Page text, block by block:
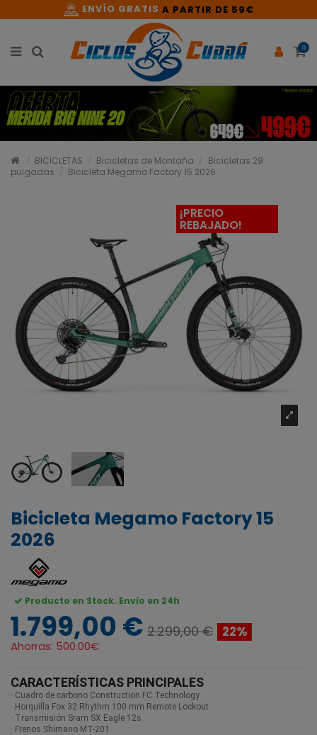
ENVÍO GRATIS A PARTIR DE 59€
0
BICICLETAS Bicicletas de Montaña
Bicicletas 29
pulgadas
Bicicleta Megamo Factory 15 2026
¡PRECIO
REBAJADO!
Bicicleta Megamo Factory 15
2026
Producto en Stock. Envío en 24h
1.799,00 € 2.299,00 € 22%
Ahorras: 500.00€
CARACTERÍSTICAS PRINCIPALES
· Cuadro de carbono Construction FC Technology
· Horquilla Fox 32 Rhythm 100 mm Remote Lockout
· Transmisión Sram SX Eagle 12s
· Frenos Shimano MT-201